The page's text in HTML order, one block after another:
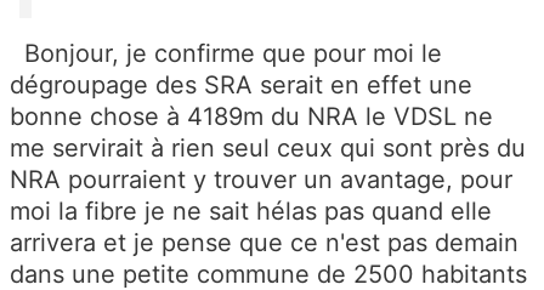
Bonjour, je confirme que pour moi le
dégroupage des SRA serait en effet une
bonne chose à 4189m du NRA le VDSL ne
me servirait à rien seul ceux qui sont près du
NRA pourraient y trouver un avantage, pour
moi la fibre je ne sait hélas pas quand elle
arrivera et je pense que ce n'est pas demain
dans une petite commune de 2500 habitants